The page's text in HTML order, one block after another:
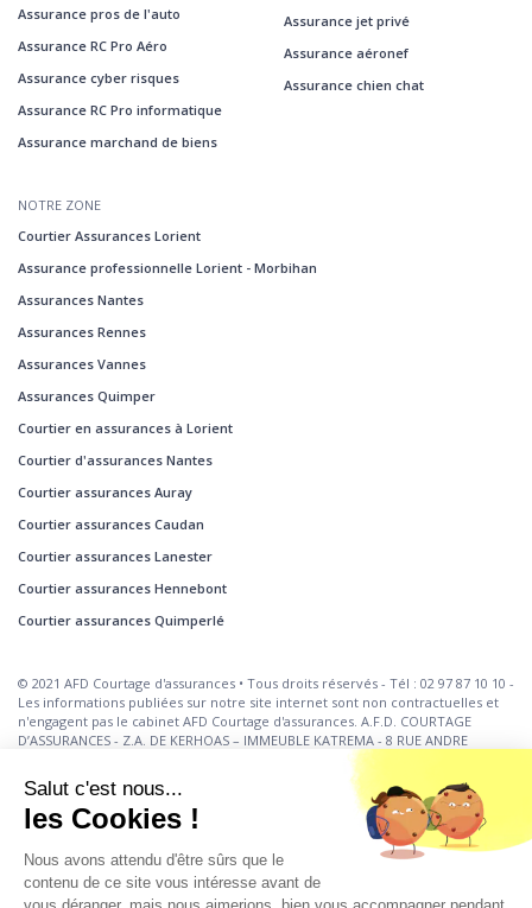
Assurance pros de l'auto
Assurance RC Pro Aéro
Assurance cyber risques
Assurance RC Pro informatique
Assurance marchand de biens
Assurance jet privé
Assurance aéronef
Assurance chien chat
NOTRE ZONE
Courtier Assurances Lorient
Assurance professionnelle Lorient - Morbihan
Assurances Nantes
Assurances Rennes
Assurances Vannes
Assurances Quimper
Courtier en assurances à Lorient
Courtier d'assurances Nantes
Courtier assurances Auray
Courtier assurances Caudan
Courtier assurances Lanester
Courtier assurances Hennebont
Courtier assurances Quimperlé
© 2021 AFD Courtage d'assurances • Tous droits réservés - Tél : 02 97 87 10 10 -
Les informations publiées sur notre site internet sont non contractuelles et
n'engagent pas le cabinet AFD Courtage d'assurances. A.F.D. COURTAGE
D’ASSURANCES - Z.A. DE KERHOAS – IMMEUBLE KATREMA - 8 RUE ANDRE
AMPERE – 56260 LARMOR-PLAGE Tél 02 97 87 10 10. Fax. 02 97 78 10 16.
contact@afd-courtage.com S.A.R.L. au capital de 5 000 € - Code APE 6622Z -
523 715 399 R.C.S. Lorient. Intermédiaire immatriculé à l’ORIAS sous le N° 10
057 076 (https://vww.orias.fr) Les opérations de Courtage d’Assurances,
Garantie Financière et Assurance Responsabilité Civile Professionnelle
conformes aux articles L 530-1 et 530-2 du code des Assurances. Sous le
contrôle de l'ACPR, Autorité de Contrôle Prudentiel Règlementaire. 4 PLACE
DE BUDAPEST, 75436 Paris. En cas de réclamation, contactez le cabinet au 02
Salut c'est nous...
les Cookies !
Nous avons attendu d'être sûrs que le
contenu de ce site vous intéresse avant de